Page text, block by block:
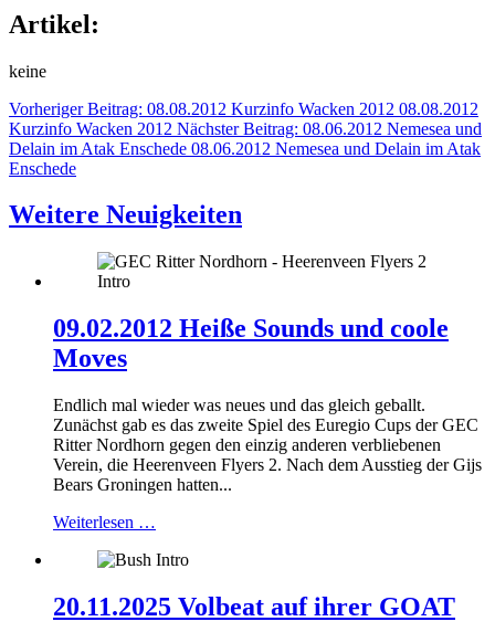
Artikel:
keine
Vorheriger Beitrag: 08.08.2012 Kurzinfo Wacken 2012 08.08.2012
Kurzinfo Wacken 2012 Nächster Beitrag: 08.06.2012 Nemesea und
Delain im Atak Enschede 08.06.2012 Nemesea und Delain im Atak
Enschede
Weitere Neuigkeiten
09.02.2012 Heiße Sounds und coole
Moves
Endlich mal wieder was neues und das gleich geballt.
Zunächst gab es das zweite Spiel des Euregio Cups der GEC
Ritter Nordhorn gegen den einzig anderen verbliebenen
Verein, die Heerenveen Flyers 2. Nach dem Ausstieg der Gijs
Bears Groningen hatten...
Weiterlesen …
20.11.2025 Volbeat auf ihrer GOAT